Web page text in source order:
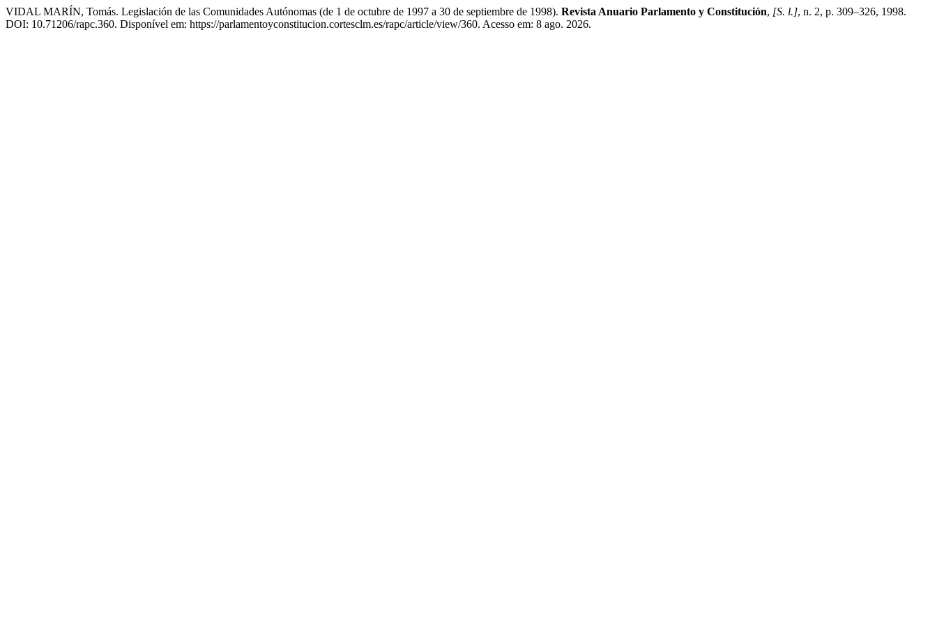
VIDAL MARÍN, Tomás. Legislación de las Comunidades Autónomas (de 1 de octubre de 1997 a 30 de septiembre de 1998). Revista Anuario Parlamento y Constitución, [S. l.], n. 2, p. 309–326, 1998.
DOI: 10.71206/rapc.360. Disponível em: https://parlamentoyconstitucion.cortesclm.es/rapc/article/view/360. Acesso em: 8 ago. 2026.